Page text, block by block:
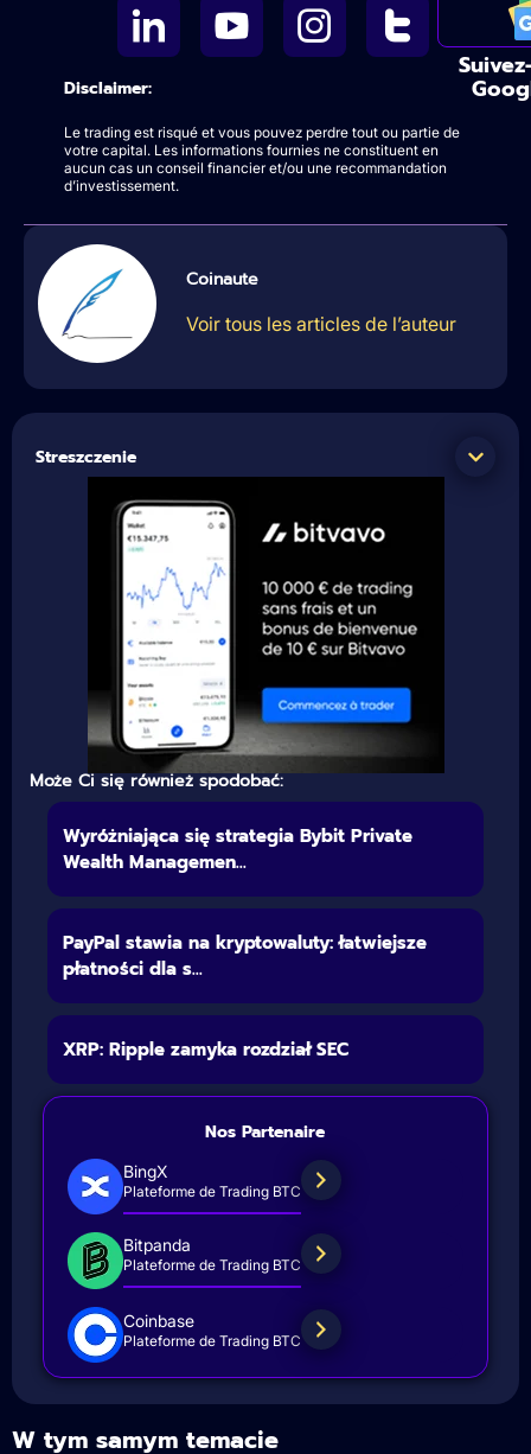
Disclaimer:
Le trading est risqué et vous pouvez perdre tout ou partie de
votre capital. Les informations fournies ne constituent en
aucun cas un conseil financier et/ou une recommandation
d’investissement.
Coinaute
Voir tous les articles de l’auteur
Streszczenie
Może Ci się również spodobać:
Wyróżniająca się strategia Bybit Private
Wealth Managemen...
PayPal stawia na kryptowaluty: łatwiejsze
płatności dla s...
XRP: Ripple zamyka rozdział SEC
Nos Partenaire
BingX
Plateforme de Trading BTC
Bitpanda
Plateforme de Trading BTC
Coinbase
Plateforme de Trading BTC
W tym samym temacie